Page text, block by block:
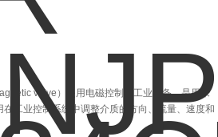
valve）是用电磁控制的工业设备，是用来
工业控制系统中调整介质的方向、流量、速度和